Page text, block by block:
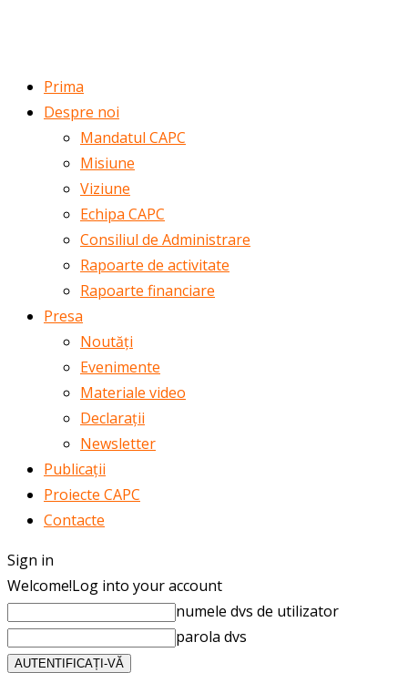
Prima
Despre noi
Mandatul CAPC
Misiune
Viziune
Echipa CAPC
Consiliul de Administrare
Rapoarte de activitate
Rapoarte financiare
Presa
Noutăți
Evenimente
Materiale video
Declarații
Newsletter
Publicații
Proiecte CAPC
Contacte
Sign in
Welcome!Log into your account
numele dvs de utilizator
parola dvs